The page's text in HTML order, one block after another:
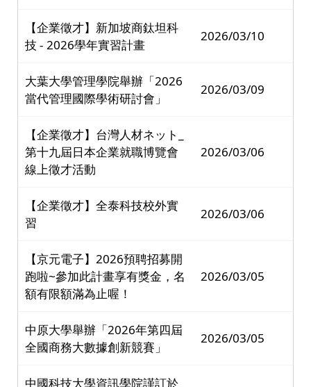
【企業徵才】新加坡商鈦坦科
技 - 2026學年實習計畫
2026/03/10
大葉大學管理學院舉辦「2026
當代管理國際學術研討會」
2026/03/09
【企業徵才】台灣人材ネット_
第十九屆日本企業就職博覽會
線上徵才活動
2026/03/06
【企業徵才】全泰科技校外實
習
2026/03/06
【京元電子】2026預聘招募開
跑啦~參加此計畫享有獎金，名
額有限額滿為止喔！
2026/03/05
中原大學舉辦「2026年第四屆
全國商務大數據創新競賽」
2026/03/05
中國科技大學資訊學院謹訂於